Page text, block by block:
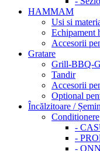
HAMMAM
Usi si
Echipament
Accesorii
Gratare
Grill-BBQ-
Tandir
Accesorii
Optional
Încălzitoare /
Conditionere
-
-
-